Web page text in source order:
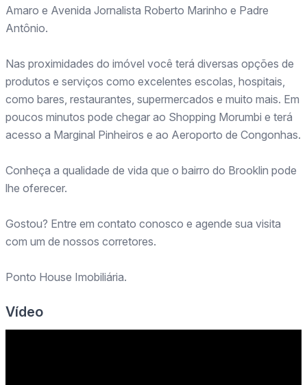
Amaro e Avenida Jornalista Roberto Marinho e Padre
Antônio.
Nas proximidades do imóvel você terá diversas opções de
produtos e serviços como excelentes escolas, hospitais,
como bares, restaurantes, supermercados e muito mais. Em
poucos minutos pode chegar ao Shopping Morumbi e terá
acesso a Marginal Pinheiros e ao Aeroporto de Congonhas.
Conheça a qualidade de vida que o bairro do Brooklin pode
lhe oferecer.
Gostou? Entre em contato conosco e agende sua visita
com um de nossos corretores.
Ponto House Imobiliária.
Vídeo